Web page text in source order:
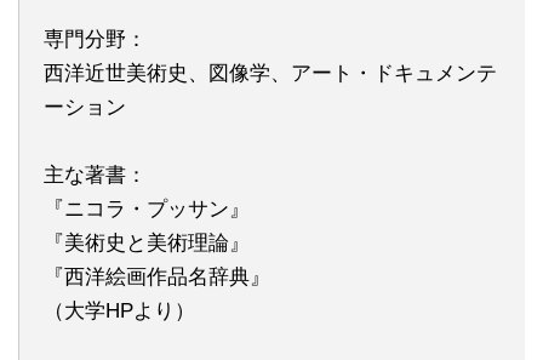
専門分野：
西洋近世美術史、図像学、アート・ドキュメンテ
ーション
主な著書：
『ニコラ・プッサン』
『美術史と美術理論』
『西洋絵画作品名辞典』
（大学HPより）